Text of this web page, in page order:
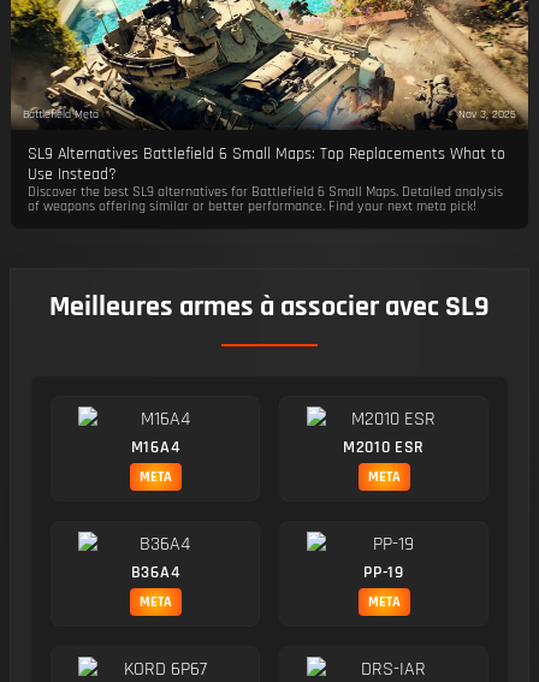
Battlefield Meta Nov 3, 2025
SL9 Alternatives Battlefield 6 Small Maps: Top Replacements What to
Use Instead?
Discover the best SL9 alternatives for Battlefield 6 Small Maps. Detailed analysis
of weapons offering similar or better performance. Find your next meta pick!
Meilleures armes à associer avec SL9
M16A4
META
M2010 ESR
META
B36A4
META
PP-19
META